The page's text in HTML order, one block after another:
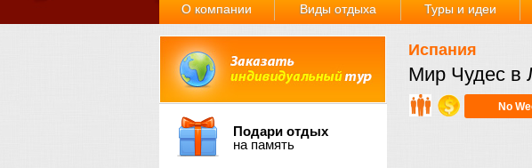
О компании Виды отдыха Туры и идеи
Подари отдых
на память
Испания
Мир Чудес в
No